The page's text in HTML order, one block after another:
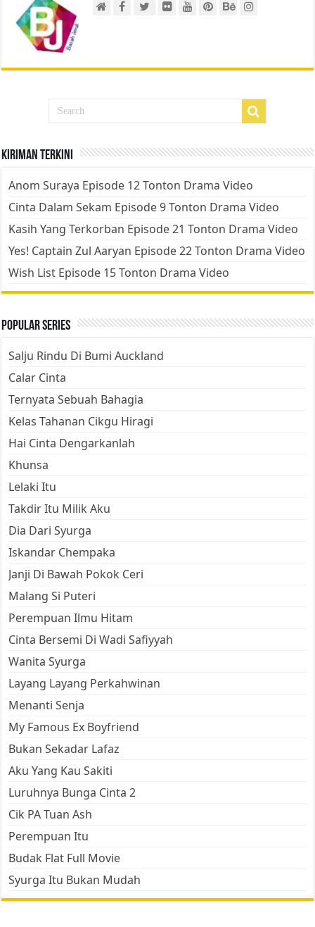
Kiriman Terkini
Anom Suraya Episode 12 Tonton Drama Video
Cinta Dalam Sekam Episode 9 Tonton Drama Video
Kasih Yang Terkorban Episode 21 Tonton Drama Video
Yes! Captain Zul Aaryan Episode 22 Tonton Drama Video
Wish List Episode 15 Tonton Drama Video
Popular Series
Salju Rindu Di Bumi Auckland
Calar Cinta
Ternyata Sebuah Bahagia
Kelas Tahanan Cikgu Hiragi
Hai Cinta Dengarkanlah
Khunsa
Lelaki Itu
Takdir Itu Milik Aku
Dia Dari Syurga
Iskandar Chempaka
Janji Di Bawah Pokok Ceri
Malang Si Puteri
Perempuan Ilmu Hitam
Cinta Bersemi Di Wadi Safiyyah
Wanita Syurga
Layang Layang Perkahwinan
Menanti Senja
My Famous Ex Boyfriend
Bukan Sekadar Lafaz
Aku Yang Kau Sakiti
Luruhnya Bunga Cinta 2
Cik PA Tuan Ash
Perempuan Itu
Budak Flat Full Movie
Syurga Itu Bukan Mudah